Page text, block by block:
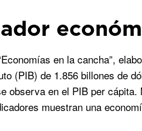
en la cancha”,
(PIB) de 1.856 billones de
observa en el PIB per
muestran una